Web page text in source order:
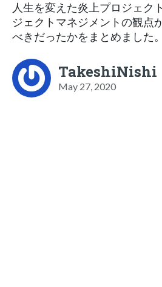
人生を変えた炎上プロジェク
ジェクトマネジメントの観点
べきだったかをまとめました。
TakeshiNishi
May 27, 2020